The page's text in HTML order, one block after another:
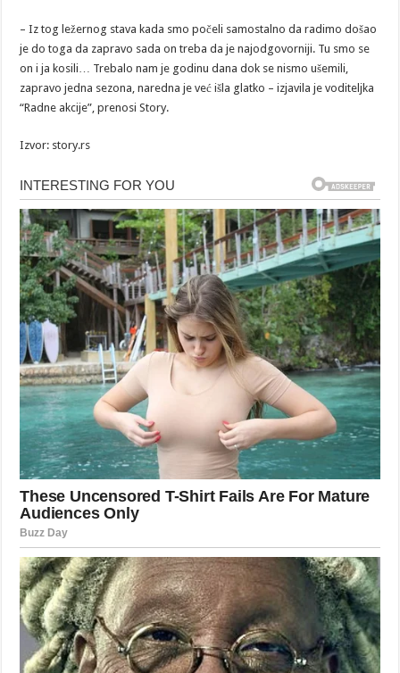
– Iz tog ležernog stava kada smo počeli samostalno da radimo došao
je do toga da zapravo sada on treba da je najodgovorniji. Tu smo se
on i ja kosili… Trebalo nam je godinu dana dok se nismo ušemili,
zapravo jedna sezona, naredna je već išla glatko – izjavila je voditeljka
“Radne akcije”, prenosi Story.
Izvor: story.rs